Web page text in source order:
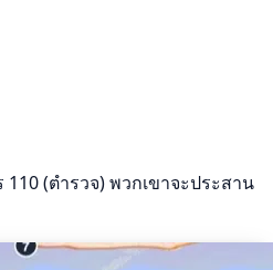
(ตำรวจ) พวกเขาจะประสาน